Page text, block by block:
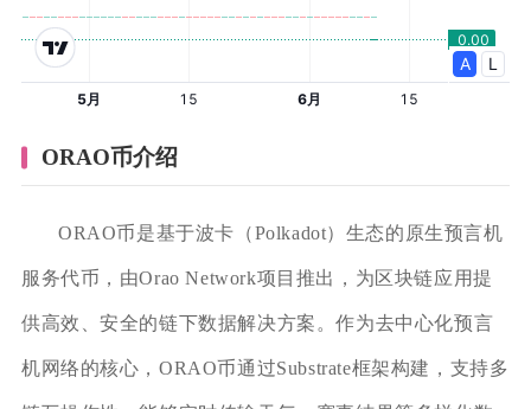
ORAO币介绍
ORAO币是基于波卡（Polkadot）生态的原生预言机
服务代币，由Orao Network项目推出，为区块链应用提
供高效、安全的链下数据解决方案。作为去中心化预言
机网络的核心，ORAO币通过Substrate框架构建，支持多